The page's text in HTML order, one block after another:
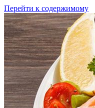
Перейти к содержимому